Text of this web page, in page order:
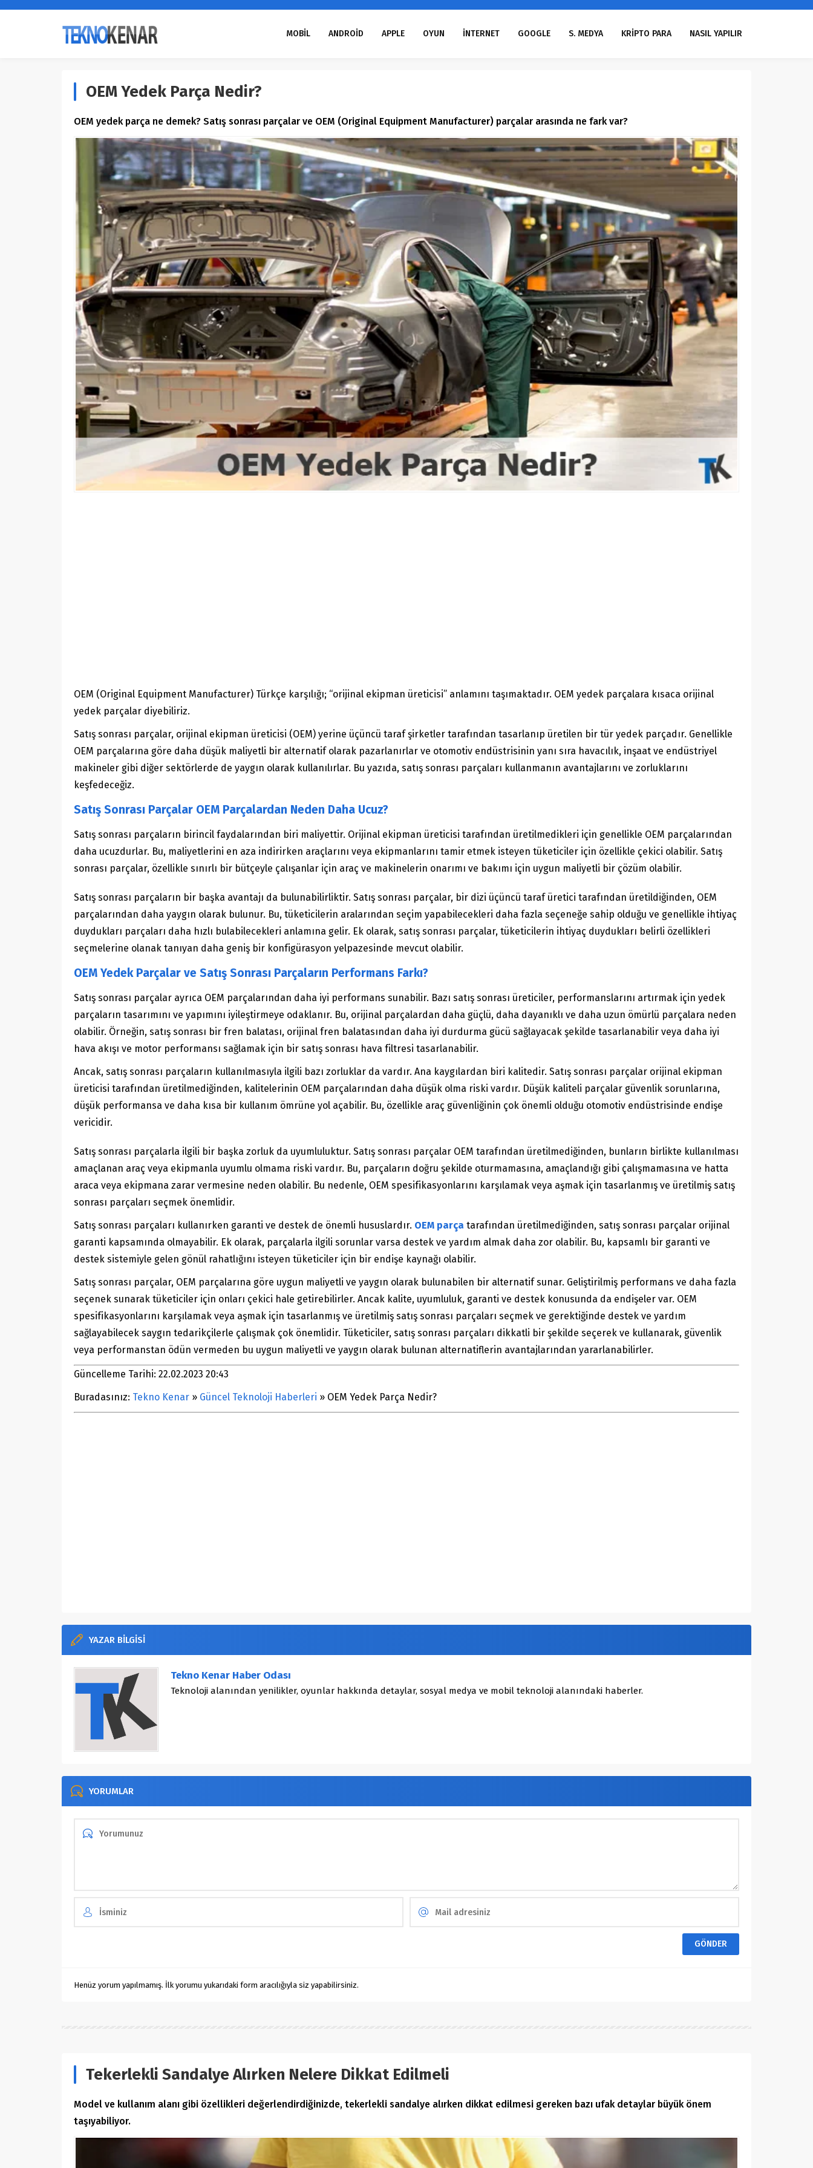
MOBİL ANDROİD APPLE OYUN İNTERNET GOOGLE S. MEDYA KRİPTO PARA NASIL YAPILIR
OEM Yedek Parça Nedir?
OEM yedek parça ne demek? Satış sonrası parçalar ve OEM (Original Equipment Manufacturer) parçalar arasında ne fark var?
OEM (Original Equipment Manufacturer) Türkçe karşılığı; “orijinal ekipman üreticisi” anlamını taşımaktadır. OEM yedek parçalara kısaca orijinal
yedek parçalar diyebiliriz.
Satış sonrası parçalar, orijinal ekipman üreticisi (OEM) yerine üçüncü taraf şirketler tarafından tasarlanıp üretilen bir tür yedek parçadır. Genellikle
OEM parçalarına göre daha düşük maliyetli bir alternatif olarak pazarlanırlar ve otomotiv endüstrisinin yanı sıra havacılık, inşaat ve endüstriyel
makineler gibi diğer sektörlerde de yaygın olarak kullanılırlar. Bu yazıda, satış sonrası parçaları kullanmanın avantajlarını ve zorluklarını
keşfedeceğiz.
Satış Sonrası Parçalar OEM Parçalardan Neden Daha Ucuz?
Satış sonrası parçaların birincil faydalarından biri maliyettir. Orijinal ekipman üreticisi tarafından üretilmedikleri için genellikle OEM parçalarından
daha ucuzdurlar. Bu, maliyetlerini en aza indirirken araçlarını veya ekipmanlarını tamir etmek isteyen tüketiciler için özellikle çekici olabilir. Satış
sonrası parçalar, özellikle sınırlı bir bütçeyle çalışanlar için araç ve makinelerin onarımı ve bakımı için uygun maliyetli bir çözüm olabilir.
Satış sonrası parçaların bir başka avantajı da bulunabilirliktir. Satış sonrası parçalar, bir dizi üçüncü taraf üretici tarafından üretildiğinden, OEM
parçalarından daha yaygın olarak bulunur. Bu, tüketicilerin aralarından seçim yapabilecekleri daha fazla seçeneğe sahip olduğu ve genellikle ihtiyaç
duydukları parçaları daha hızlı bulabilecekleri anlamına gelir. Ek olarak, satış sonrası parçalar, tüketicilerin ihtiyaç duydukları belirli özellikleri
seçmelerine olanak tanıyan daha geniş bir konfigürasyon yelpazesinde mevcut olabilir.
OEM Yedek Parçalar ve Satış Sonrası Parçaların Performans Farkı?
Satış sonrası parçalar ayrıca OEM parçalarından daha iyi performans sunabilir. Bazı satış sonrası üreticiler, performanslarını artırmak için yedek
parçaların tasarımını ve yapımını iyileştirmeye odaklanır. Bu, orijinal parçalardan daha güçlü, daha dayanıklı ve daha uzun ömürlü parçalara neden
olabilir. Örneğin, satış sonrası bir fren balatası, orijinal fren balatasından daha iyi durdurma gücü sağlayacak şekilde tasarlanabilir veya daha iyi
hava akışı ve motor performansı sağlamak için bir satış sonrası hava filtresi tasarlanabilir.
Ancak, satış sonrası parçaların kullanılmasıyla ilgili bazı zorluklar da vardır. Ana kaygılardan biri kalitedir. Satış sonrası parçalar orijinal ekipman
üreticisi tarafından üretilmediğinden, kalitelerinin OEM parçalarından daha düşük olma riski vardır. Düşük kaliteli parçalar güvenlik sorunlarına,
düşük performansa ve daha kısa bir kullanım ömrüne yol açabilir. Bu, özellikle araç güvenliğinin çok önemli olduğu otomotiv endüstrisinde endişe
vericidir.
Satış sonrası parçalarla ilgili bir başka zorluk da uyumluluktur. Satış sonrası parçalar OEM tarafından üretilmediğinden, bunların birlikte kullanılması
amaçlanan araç veya ekipmanla uyumlu olmama riski vardır. Bu, parçaların doğru şekilde oturmamasına, amaçlandığı gibi çalışmamasına ve hatta
araca veya ekipmana zarar vermesine neden olabilir. Bu nedenle, OEM spesifikasyonlarını karşılamak veya aşmak için tasarlanmış ve üretilmiş satış
sonrası parçaları seçmek önemlidir.
Satış sonrası parçaları kullanırken garanti ve destek de önemli hususlardır. OEM parça tarafından üretilmediğinden, satış sonrası parçalar orijinal
garanti kapsamında olmayabilir. Ek olarak, parçalarla ilgili sorunlar varsa destek ve yardım almak daha zor olabilir. Bu, kapsamlı bir garanti ve
destek sistemiyle gelen gönül rahatlığını isteyen tüketiciler için bir endişe kaynağı olabilir.
Satış sonrası parçalar, OEM parçalarına göre uygun maliyetli ve yaygın olarak bulunabilen bir alternatif sunar. Geliştirilmiş performans ve daha fazla
seçenek sunarak tüketiciler için onları çekici hale getirebilirler. Ancak kalite, uyumluluk, garanti ve destek konusunda da endişeler var. OEM
spesifikasyonlarını karşılamak veya aşmak için tasarlanmış ve üretilmiş satış sonrası parçaları seçmek ve gerektiğinde destek ve yardım
sağlayabilecek saygın tedarikçilerle çalışmak çok önemlidir. Tüketiciler, satış sonrası parçaları dikkatli bir şekilde seçerek ve kullanarak, güvenlik
veya performanstan ödün vermeden bu uygun maliyetli ve yaygın olarak bulunan alternatiflerin avantajlarından yararlanabilirler.
Güncelleme Tarihi: 22.02.2023 20:43
Buradasınız: Tekno Kenar » Güncel Teknoloji Haberleri » OEM Yedek Parça Nedir?
YAZAR BİLGİSİ
Tekno Kenar Haber Odası
Teknoloji alanından yenilikler, oyunlar hakkında detaylar, sosyal medya ve mobil teknoloji alanındaki haberler.
YORUMLAR
Henüz yorum yapılmamış. İlk yorumu yukarıdaki form aracılığıyla siz yapabilirsiniz.
Tekerlekli Sandalye Alırken Nelere Dikkat Edilmeli
Model ve kullanım alanı gibi özellikleri değerlendirdiğinizde, tekerlekli sandalye alırken dikkat edilmesi gereken bazı ufak detaylar büyük önem
taşıyabiliyor.